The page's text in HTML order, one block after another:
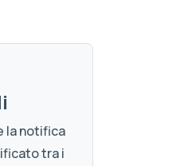
la notifica
tra i